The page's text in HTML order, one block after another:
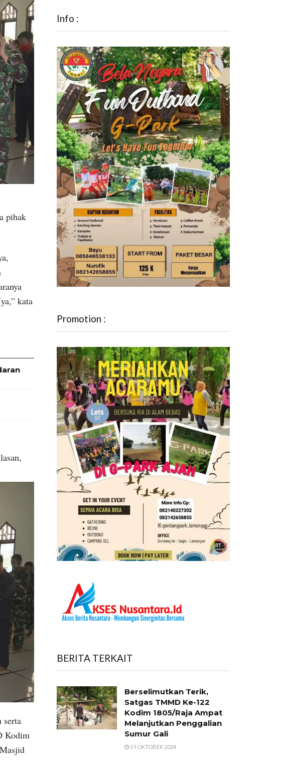
pihak
kata
serta
Kodim
Info :
Promotion :
BERITA TERKAIT
Berselimutkan Terik,
Satgas TMMD Ke-122
Kodim 1805/Raja Ampat
Melanjutkan Penggalian
Sumur Gali
19 OKTOBER 2024